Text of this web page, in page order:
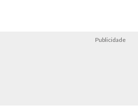
Publicidade